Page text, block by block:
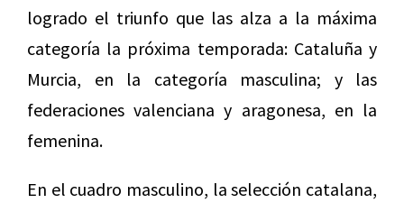
logrado el triunfo que las alza a la máxima
categoría la próxima temporada: Cataluña y
Murcia, en la categoría masculina; y las
federaciones valenciana y aragonesa, en la
femenina.
En el cuadro masculino, la selección catalana,